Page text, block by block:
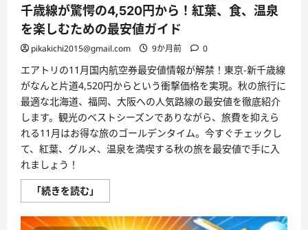
千歳線が驚愕の4,520円から！紅葉、食、温泉
を楽しむための最安値ガイド
pikakichi2015@gmail.com 9か月前 0
エアトリの11月国内航空券最安値情報が解禁！東京-新千歳線
がなんと片道4,520円からという衝撃価格を実現。秋の旅行に
最適な北海道、福岡、大阪への人気路線の最安値を徹底紹介
します。観光のベストシーズンでありながら、旅費を抑えら
れる11月はお得な旅のゴールデンタイム。今すぐチェックし
て、紅葉、グルメ、温泉を満喫する秋の旅を最安値で手に入
れましょう！
「続きを読む」
ア
リ